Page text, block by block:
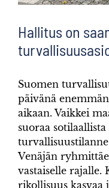
Hallitus on
Suomen
päivänä
aikaan. Vaikkei
suoraa
Venäjän
vastaiselle rajalle.
rikollisuus